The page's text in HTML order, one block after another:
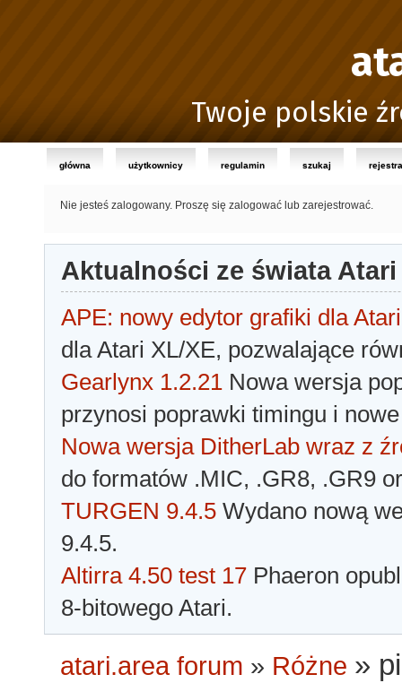
Twoje polskie
główna użytkownicy regulamin szukaj
Nie jesteś zalogowany. Proszę się zalogować lub zarejestrować.
Aktualności ze świata Atari
APE: nowy edytor grafiki dla Atari
dla Atari XL/XE, pozwalające
Gearlynx 1.2.21 Nowa wersja
przynosi poprawki timingu i
Nowa wersja DitherLab wraz z
do formatów .MIC, .GR8, .GR9
TURGEN 9.4.5 Wydano nową
9.4.5.
Altirra 4.50 test 17 Phaeron
8-bitowego Atari.
atari.area forum » Różne »